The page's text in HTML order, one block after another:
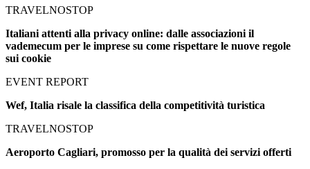
TRAVELNOSTOP
Italiani attenti alla privacy online: dalle associazioni il
vademecum per le imprese su come rispettare le nuove regole
sui cookie
EVENT REPORT
Wef, Italia risale la classifica della competitività turistica
TRAVELNOSTOP
Aeroporto Cagliari, promosso per la qualità dei servizi offerti